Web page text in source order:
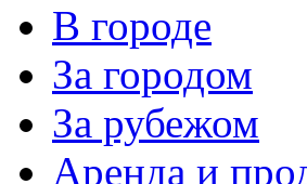
В городе
За городом
За рубежом
Аренда и